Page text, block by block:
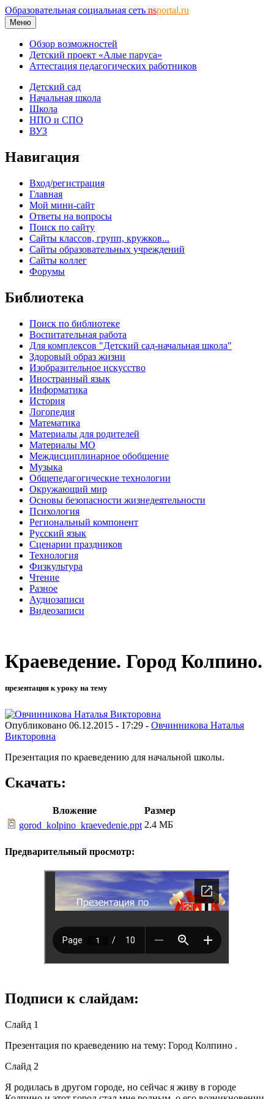
Образовательная социальная сеть nsportal.ru
Меню
Обзор возможностей
Детский проект «Алые паруса»
Аттестация педагогических работников
Детский сад
Начальная школа
Школа
НПО и СПО
ВУЗ
Навигация
Вход/регистрация
Главная
Мой мини-сайт
Ответы на вопросы
Поиск по сайту
Сайты классов, групп, кружков...
Сайты образовательных учреждений
Сайты коллег
Форумы
Библиотека
Поиск по библиотеке
Воспитательная работа
Для комплексов "Детский сад-начальная школа"
Здоровый образ жизни
Изобразительное искусство
Иностранный язык
Информатика
История
Логопедия
Математика
Материалы для родителей
Материалы МО
Междисциплинарное обобщение
Музыка
Общепедагогические технологии
Окружающий мир
Основы безопасности жизнедеятельности
Психология
Региональный компонент
Русский язык
Сценарии праздников
Технология
Физкультура
Чтение
Разное
Аудиозаписи
Видеозаписи
Краеведение. Город Колпино.
презентация к уроку на тему
Опубликовано 06.12.2015 - 17:29 - Овчинникова Наталья
Викторовна
Презентация по краеведению для начальной школы.
Скачать:
Вложение
Размер
gorod_kolpino_kraevedenie.ppt 2.4 МБ
Предварительный просмотр:
Подписи к слайдам:
Слайд 1
Презентация по краеведению на тему: Город Колпино .
Слайд 2
Я родилась в другом городе, но сейчас я живу в городе